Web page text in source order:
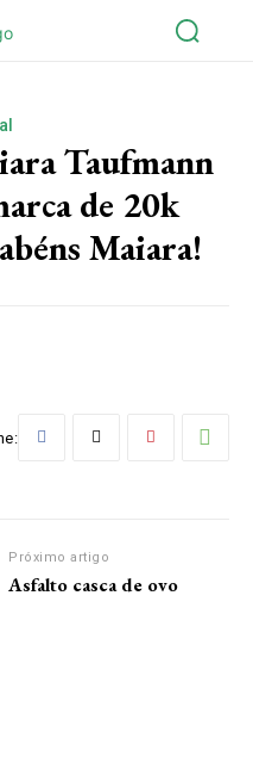
Taufmann
de 20k
Maiara!
Próximo artigo
Asfalto casca de ovo